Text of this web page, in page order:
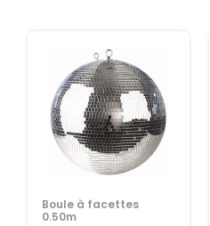
Boule à facettes
0.50m